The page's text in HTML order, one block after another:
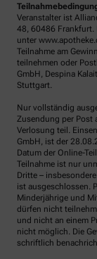
Veranstalter ist
48, 60486 Frankfurt.
unter
Teilnahme am
teilnehmen oder
GmbH, Despina
Stuttgart.
Nur vollständig
Zusendung per Post
Verlosung teil.
GmbH, ist der
Datum der Online-
Teilnahme ist nur
Dritte –
ist ausgeschlossen.
Minderjährige und
dürfen nicht
und nicht an einem
nicht möglich. Die
schriftlich